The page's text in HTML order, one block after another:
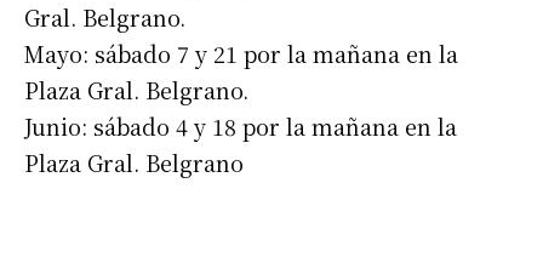
Gral. Belgrano.
Mayo: sábado 7 y 21 por la mañana en la
Plaza Gral. Belgrano.
Junio: sábado 4 y 18 por la mañana en la
Plaza Gral. Belgrano